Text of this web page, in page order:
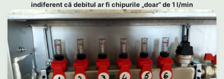
indiferent că debitul ar fi chipurile „doar” de 1 l/min